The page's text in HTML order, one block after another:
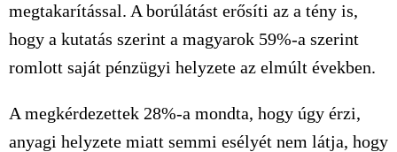
megtakarítással. A borúlátást erősíti az a tény is,
hogy a kutatás szerint a magyarok 59%-a szerint
romlott saját pénzügyi helyzete az elmúlt években.
A megkérdezettek 28%-a mondta, hogy úgy érzi,
anyagi helyzete miatt semmi esélyét nem látja, hogy